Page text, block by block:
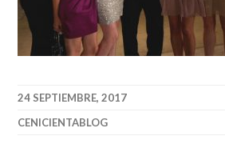
24 SEPTIEMBRE, 2017
CENICIENTABLOG